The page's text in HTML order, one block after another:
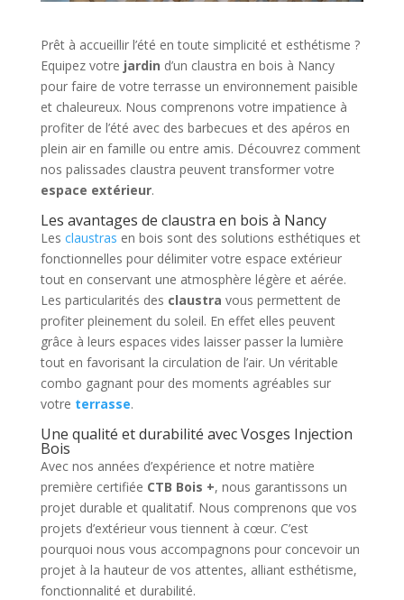
Prêt à accueillir l’été en toute simplicité et esthétisme ?
Equipez votre jardin d’un claustra en bois à Nancy
pour faire de votre terrasse un environnement paisible
et chaleureux. Nous comprenons votre impatience à
profiter de l’été avec des barbecues et des apéros en
plein air en famille ou entre amis. Découvrez comment
nos palissades claustra peuvent transformer votre
espace extérieur.
Les avantages de claustra en bois à Nancy
Les claustras en bois sont des solutions esthétiques et
fonctionnelles pour délimiter votre espace extérieur
tout en conservant une atmosphère légère et aérée.
Les particularités des claustra vous permettent de
profiter pleinement du soleil. En effet elles peuvent
grâce à leurs espaces vides laisser passer la lumière
tout en favorisant la circulation de l’air. Un véritable
combo gagnant pour des moments agréables sur
votre terrasse.
Une qualité et durabilité avec Vosges Injection
Bois
Avec nos années d’expérience et notre matière
première certifiée CTB Bois +, nous garantissons un
projet durable et qualitatif. Nous comprenons que vos
projets d’extérieur vous tiennent à cœur. C’est
pourquoi nous vous accompagnons pour concevoir un
projet à la hauteur de vos attentes, alliant esthétisme,
fonctionnalité et durabilité.